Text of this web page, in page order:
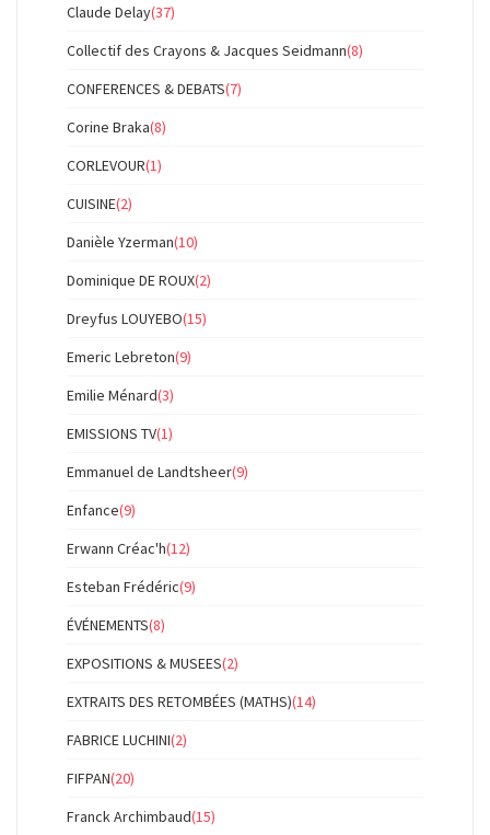
Claude Delay(37)
Collectif des Crayons & Jacques Seidmann(8)
CONFERENCES & DEBATS(7)
Corine Braka(8)
CORLEVOUR(1)
CUISINE(2)
Danièle Yzerman(10)
Dominique DE ROUX(2)
Dreyfus LOUYEBO(15)
Emeric Lebreton(9)
Emilie Ménard(3)
EMISSIONS TV(1)
Emmanuel de Landtsheer(9)
Enfance(9)
Erwann Créac'h(12)
Esteban Frédéric(9)
ÉVÉNEMENTS(8)
EXPOSITIONS & MUSEES(2)
EXTRAITS DES RETOMBÉES (MATHS)(14)
FABRICE LUCHINI(2)
FIFPAN(20)
Franck Archimbaud(15)